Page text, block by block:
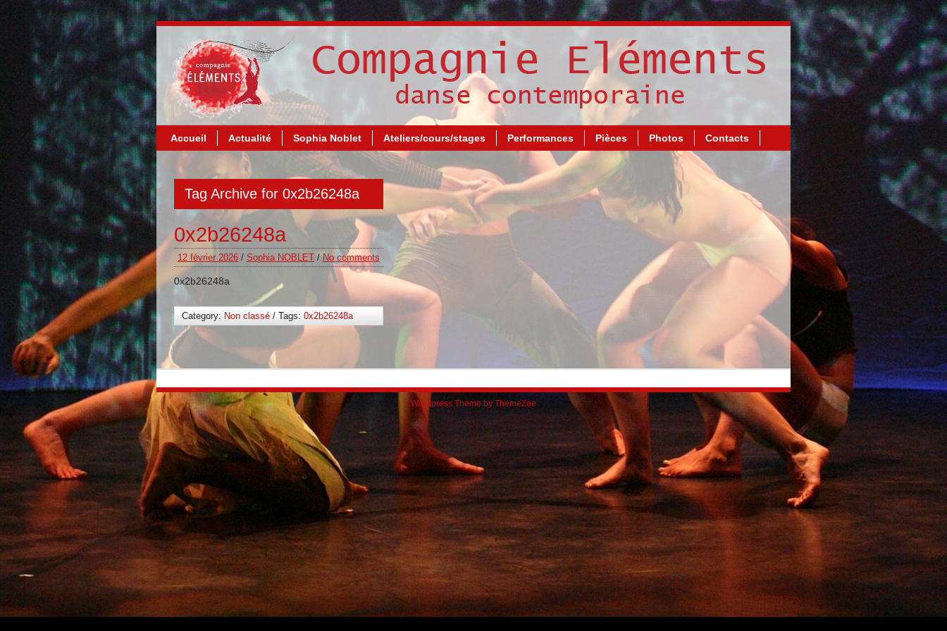
Accueil Actualité Sophia Noblet Ateliers/cours/stages Performances Pièces Photos Contacts
Tag Archive for 0x2b26248a
0x2b26248a
12 février 2026 / Sophia NOBLET /No comments
0x2b26248a
Category: Non classé / Tags: 0x2b26248a
Wordpress Theme by ThemeZee